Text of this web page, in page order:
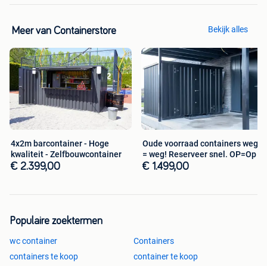
Meer van Containerstore Bekijk alles
4x2m barcontainer - Hoge
kwaliteit - Zelfbouwcontainer
€ 2.399,00
Oude voorraad containers weg
= weg! Reserveer snel. OP=Op
€ 1.499,00
Populaire zoektermen
wc container
Containers
containers te koop
container te koop